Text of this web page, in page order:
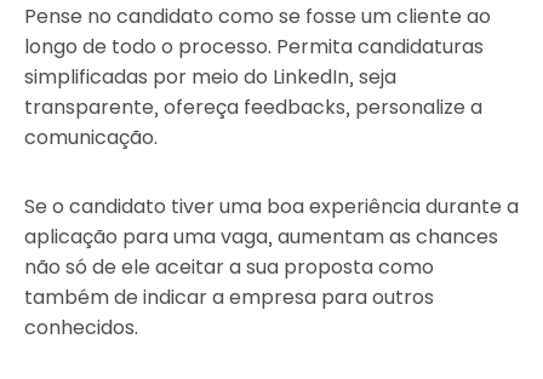
Pense no candidato como se fosse um cliente ao
longo de todo o processo. Permita candidaturas
simplificadas por meio do LinkedIn, seja
transparente, ofereça feedbacks, personalize a
comunicação.
Se o candidato tiver uma boa experiência durante a
aplicação para uma vaga, aumentam as chances
não só de ele aceitar a sua proposta como
também de indicar a empresa para outros
conhecidos.